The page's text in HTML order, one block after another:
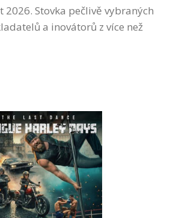
Stovka pečlivě vybraných
a inovátorů z více než